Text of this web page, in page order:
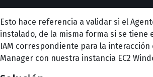
Esto hace referencia a validar si el
instalado, de la misma forma si se tiene
IAM correspondiente para la interacción
Manager con nuestra instancia EC2